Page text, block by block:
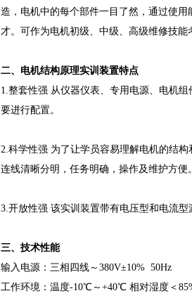
造，电机中的每个部件一目了然，通过使
才。可作为电机初级、中级、高级维修技能
二、电机结构原理实训装置特点
1.整套性强 从仪器仪表、专用电源、电机
要进行配置。
2.科学性强 为了让学员容易理解电机的结
连线清晰分明，任务明确，操作及维护方便。
3.开放性强 该实训装置带有电压型和电流
三、技术性能
输入电源：三相四线～380V±10% 50Hz
工作环境：温度-10℃～+40℃ 相对湿度＜